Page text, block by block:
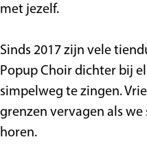
i
s
s
met jezelf.
Sinds 2017 zijn vele
Popup Choir dichter bij
simpelweg te zingen.
grenzen vervagen als
horen.